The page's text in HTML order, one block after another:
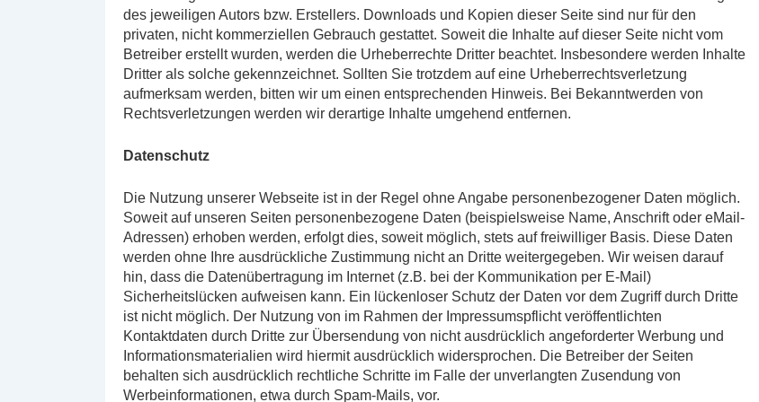
des jeweiligen Autors bzw. Erstellers. Downloads und Kopien dieser Seite sind nur für den
privaten, nicht kommerziellen Gebrauch gestattet. Soweit die Inhalte auf dieser Seite nicht vom
Betreiber erstellt wurden, werden die Urheberrechte Dritter beachtet. Insbesondere werden Inhalte
Dritter als solche gekennzeichnet. Sollten Sie trotzdem auf eine Urheberrechtsverletzung
aufmerksam werden, bitten wir um einen entsprechenden Hinweis. Bei Bekanntwerden von
Rechtsverletzungen werden wir derartige Inhalte umgehend entfernen.
Datenschutz
Die Nutzung unserer Webseite ist in der Regel ohne Angabe personenbezogener Daten möglich.
Soweit auf unseren Seiten personenbezogene Daten (beispielsweise Name, Anschrift oder eMail-
Adressen) erhoben werden, erfolgt dies, soweit möglich, stets auf freiwilliger Basis. Diese Daten
werden ohne Ihre ausdrückliche Zustimmung nicht an Dritte weitergegeben. Wir weisen darauf
hin, dass die Datenübertragung im Internet (z.B. bei der Kommunikation per E-Mail)
Sicherheitslücken aufweisen kann. Ein lückenloser Schutz der Daten vor dem Zugriff durch Dritte
ist nicht möglich. Der Nutzung von im Rahmen der Impressumspflicht veröffentlichten
Kontaktdaten durch Dritte zur Übersendung von nicht ausdrücklich angeforderter Werbung und
Informationsmaterialien wird hiermit ausdrücklich widersprochen. Die Betreiber der Seiten
behalten sich ausdrücklich rechtliche Schritte im Falle der unverlangten Zusendung von
Werbeinformationen, etwa durch Spam-Mails, vor.